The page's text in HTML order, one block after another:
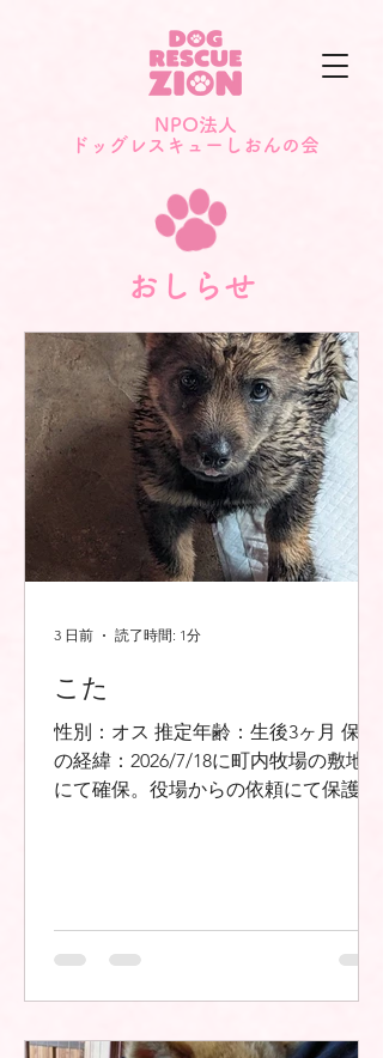
NPO法人
​ドッグレスキューしおんの会
おしらせ
こた
性別：オス 推定年齢：生後3ヶ月 保護
の経緯：2026/7/18に町内牧場の敷地内
にて確保。役場からの依頼にて保護。
3 日前 読了時間: 1分